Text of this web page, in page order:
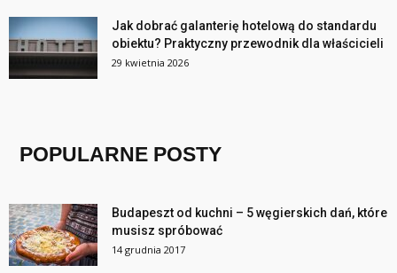
Jak dobrać galanterię hotelową do standardu
obiektu? Praktyczny przewodnik dla właścicieli
29 kwietnia 2026
POPULARNE POSTY
Budapeszt od kuchni – 5 węgierskich dań, które
musisz spróbować
14 grudnia 2017